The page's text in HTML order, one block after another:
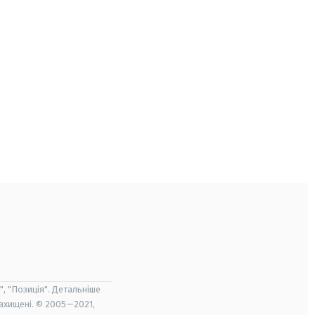
"Позиція". Детальніше
© 2005—2021,